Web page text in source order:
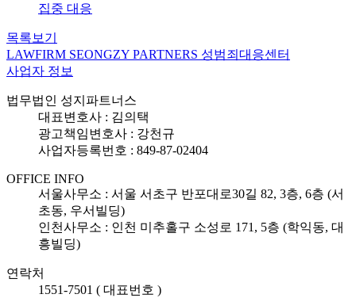
집중 대응
목록보기
LAWFIRM SEONGZY PARTNERS 성범죄대응센터
사업자 정보
법무법인 성지파트너스
대표변호사 : 김의택
광고책임변호사 : 강천규
사업자등록번호 : 849-87-02404
OFFICE INFO
서울사무소 : 서울 서초구 반포대로30길 82, 3층, 6층 (서
초동, 우서빌딩)
인천사무소 : 인천 미추홀구 소성로 171, 5층 (학익동, 대
흥빌딩)
연락처
1551-7501 ( 대표번호 )